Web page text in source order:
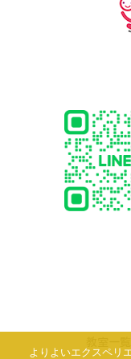
よりよいエクスペリ